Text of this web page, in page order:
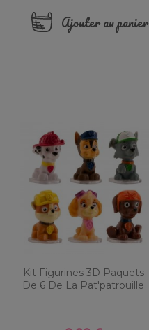
Ajouter au panier
Kit Figurines 3D Paquets
De 6 De La Pat'patrouille